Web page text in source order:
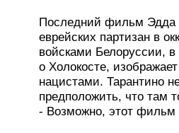
Последний фильм Эдда
еврейских партизан в
войсками Белоруссии,
о Холокосте,
нацистами. Тарантино
предположить, что там
- Возможно, этот фильм